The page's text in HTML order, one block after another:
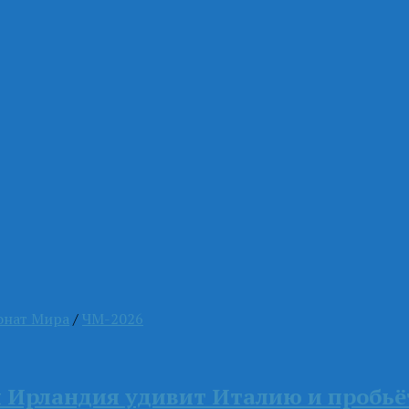
Мира / ЧМ-2026
Ирландия удивит Италию и